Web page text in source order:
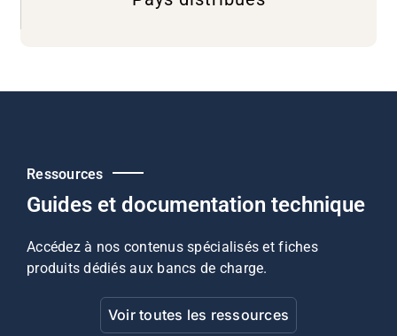
Ressources
Guides et documentation technique
Accédez à nos contenus spécialisés et fiches
produits dédiés aux bancs de charge.
Voir toutes les ressources